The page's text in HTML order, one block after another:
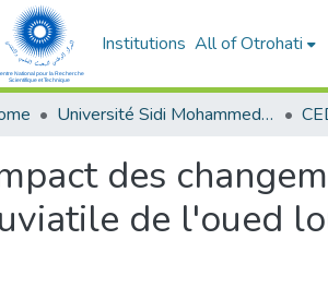
Institutions All of Otrohati
Université Sidi Mohammed Ben Abdellah - Fès
des
de l'oued